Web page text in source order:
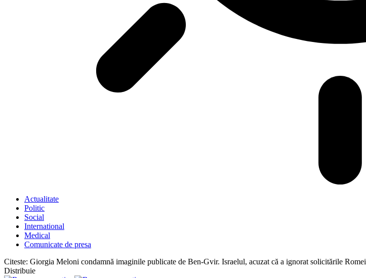
Actualitate
Politic
Social
International
Medical
Comunicate de presa
Citeste: Giorgia Meloni condamnă imaginile publicate de Ben-Gvir. Israelul, acuzat că a ignorat solicitările Romei
Distribuie